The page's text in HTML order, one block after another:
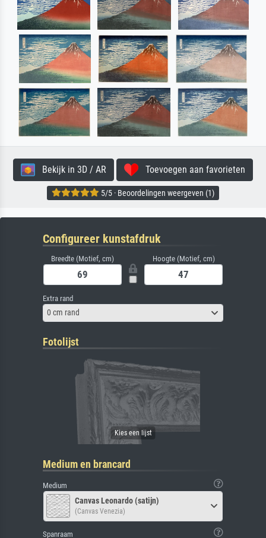
Bekijk in 3D / AR Toevoegen aan favorieten
5/5 · Beoordelingen weergeven (1)
Configureer kunstafdruk
Breedte (Motief, cm) Hoogte (Motief, cm)
Extra rand
0 cm rand
Fotolijst
Medium en brancard
Medium
Canvas Leonardo (satijn)
(Canvas Venezia)
Spanraam